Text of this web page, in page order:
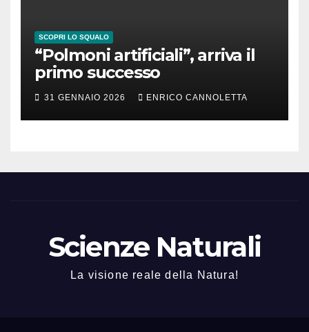
SCOPRI LO SQUALO
“Polmoni artificiali”, arriva il
primo successo
31 GENNAIO 2026 ENRICO CANNOLETTA
Scienze Naturali
La visione reale della Natura!